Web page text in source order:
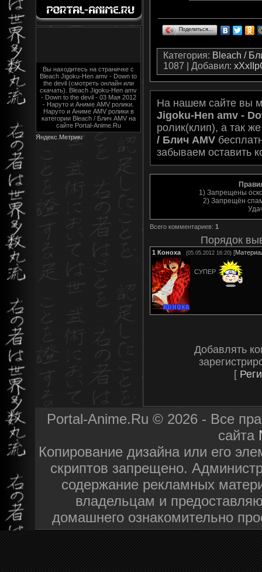
Вы находитесь на страничке с
Bleach Jigoku-Hen amv - Down to
the devil (смотреть онлайн или
скачать). Bleach Jigoku-Hen amv
- Down to the devil - 03 Мая 2012
- Наруто и Аниме AMV ролики.
Наруто и Аниме AMV ролики в
категории Bleach / Блич AMV на
сайте Portal-Anime.Ru
Поделиться…
Категория: Bleach /
1087 | Добавил:
На нашем сайте вы
Jigoku-Hen amv -
ролик(клип), а так
/ Блич AMV
забываем оставить
1) Запрещены
2) Запрещён
Всего комментариев: 1
Порядок
1 Коноха (05.05.2012 16:20) [
СУПЕР
Добавлять
[
Portal-Anime.Ru © 2026 - Все
сайта
Копирование дизайна или его
скриптов запрещено.
содержание рекламных
владельцам и
домашнего ознакомительно